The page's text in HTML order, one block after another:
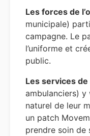
Les forces de
municipale)
campagne. Le
l’uniforme et
public.
Les services
ambulanciers)
naturel de leur
un patch
prendre soin de